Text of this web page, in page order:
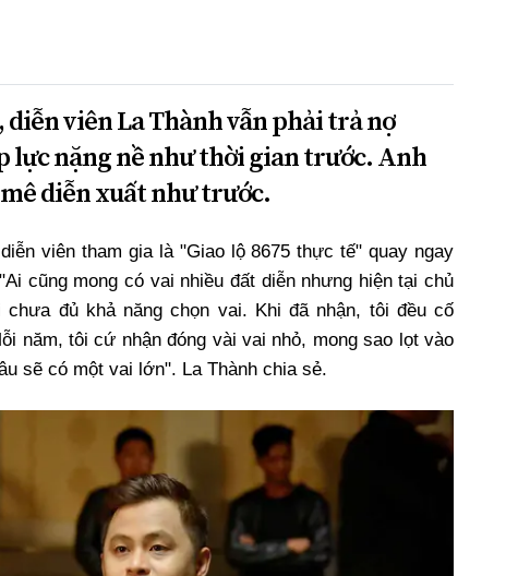
viên La Thành vẫn phải trả nợ
lực nặng nề như thời gian trước. Anh
diễn xuất như trước.
viên tham gia là "Giao lộ 8675 thực tế" quay ngay
cũng mong có vai nhiều đất diễn nhưng hiện tại chủ
đủ khả năng chọn vai. Khi đã nhận, tôi đều cố
năm, tôi cứ nhận đóng vài vai nhỏ, mong sao lọt vào
sẽ có một vai lớn". La Thành chia sẻ.